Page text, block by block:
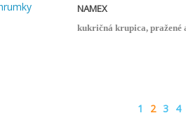
NAMEX
kukričná krupica,
1 2 3 4